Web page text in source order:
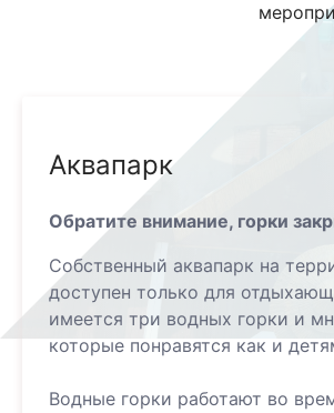
Аквапарк
Обратите внимание, горки
Собственный аквапарк на
доступен только для
имеется три водных горки и
которые понравятся как и
Водные горки работают во